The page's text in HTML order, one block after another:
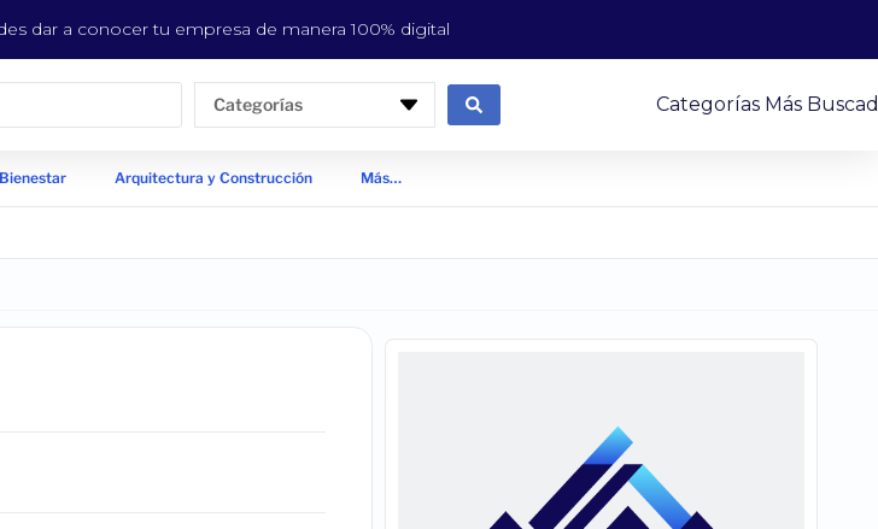
dar a conocer tu empresa de manera 100% digital
Categorías Categorías Más
Arquitectura y Construcción Más…